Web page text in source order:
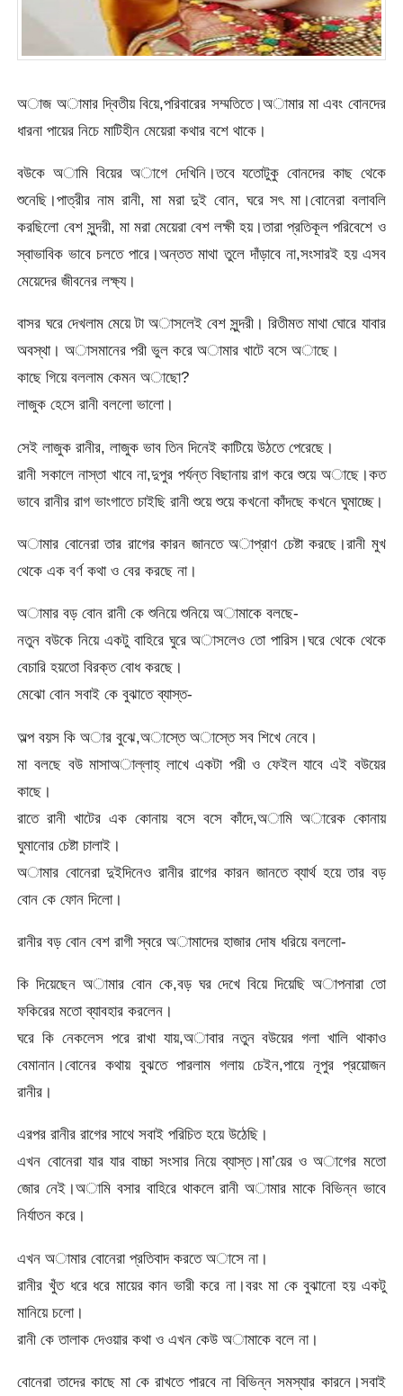
অাজ অামার দ্বিতীয় বিয়ে,পরিবারের সম্মতিতে।অামার মা এবং বোনদের
ধারনা পায়ের নিচে মাটিহীন মেয়েরা কথার বশে থাকে।
বউকে অামি বিয়ের অাগে দেখিনি।তবে যতোটুকু বোনদের কাছ থেকে
শুনেছি।পাত্রীর নাম রানী, মা মরা দুই বোন, ঘরে সৎ মা।বোনেরা বলাবলি
করছিলো বেশ সুন্দরী, মা মরা মেয়েরা বেশ লক্ষী হয়।তারা প্রতিকূল পরিবেশে ও
স্বাভাবিক ভাবে চলতে পারে।অন্তত মাথা তুলে দাঁড়াবে না,সংসারই হয় এসব
মেয়েদের জীবনের লক্ষ্য।
বাসর ঘরে দেখলাম মেয়ে টা অাসলেই বেশ সুন্দরী। রিতীমত মাথা ঘোরে যাবার
অবস্থা। অাসমানের পরী ভুল করে অামার খাটে বসে অাছে।
কাছে গিয়ে বললাম কেমন অাছো?
লাজুক হেসে রানী বললো ভালো।
সেই লাজুক রানীর, লাজুক ভাব তিন দিনেই কাটিয়ে উঠতে পেরেছে।
রানী সকালে নাস্তা খাবে না,দুপুর পর্যন্ত বিছানায় রাগ করে শুয়ে অাছে।কত
ভাবে রানীর রাগ ভাংগাতে চাইছি রানী শুয়ে শুয়ে কখনো কাঁদছে কখনে ঘুমাচ্ছে।
অামার বোনেরা তার রাগের কারন জানতে অাপ্রাণ চেষ্টা করছে।রানী মুখ
থেকে এক বর্ণ কথা ও বের করছে না।
অামার বড় বোন রানী কে শুনিয়ে শুনিয়ে অামাকে বলছে-
নতুন বউকে নিয়ে একটু বাহিরে ঘুরে অাসলেও তো পারিস।ঘরে থেকে থেকে
বেচারি হয়তো বিরক্ত বোধ করছে।
মেঝো বোন সবাই কে বুঝাতে ব্যাস্ত-
অল্প বয়স কি অার বুঝে,অাস্তে অাস্তে সব শিখে নেবে।
মা বলছে বউ মাসাঅাল্লাহ্ লাখে একটা পরী ও ফেইল যাবে এই বউয়ের
কাছে।
রাতে রানী খাটের এক কোনায় বসে বসে কাঁদে,অামি অারেক কোনায়
ঘুমানোর চেষ্টা চালাই।
অামার বোনেরা দুইদিনেও রানীর রাগের কারন জানতে ব্যার্থ হয়ে তার বড়
বোন কে ফোন দিলো।
রানীর বড় বোন বেশ রাগী স্বরে অামাদের হাজার দোষ ধরিয়ে বললো-
কি দিয়েছেন অামার বোন কে,বড় ঘর দেখে বিয়ে দিয়েছি অাপনারা তো
ফকিরের মতো ব্যাবহার করলেন।
ঘরে কি নেকলেস পরে রাখা যায়,অাবার নতুন বউয়ের গলা খালি থাকাও
বেমানান।বোনের কথায় বুঝতে পারলাম গলায় চেইন,পায়ে নূপুর প্রয়োজন
রানীর।
এরপর রানীর রাগের সাথে সবাই পরিচিত হয়ে উঠেছি।
এখন বোনেরা যার যার বাচ্চা সংসার নিয়ে ব্যাস্ত।মা’য়ের ও অাগের মতো
জোর নেই।অামি বসার বাহিরে থাকলে রানী অামার মাকে বিভিন্ন ভাবে
নির্যাতন করে।
এখন অামার বোনেরা প্রতিবাদ করতে অাসে না।
রানীর খুঁত ধরে ধরে মায়ের কান ভারী করে না।বরং মা কে বুঝানো হয় একটু
মানিয়ে চলো।
রানী কে তালাক দেওয়ার কথা ও এখন কেউ অামাকে বলে না।
বোনেরা তাদের কাছে মা কে রাখতে পারবে না বিভিন্ন সমস্যার কারনে।সবাই